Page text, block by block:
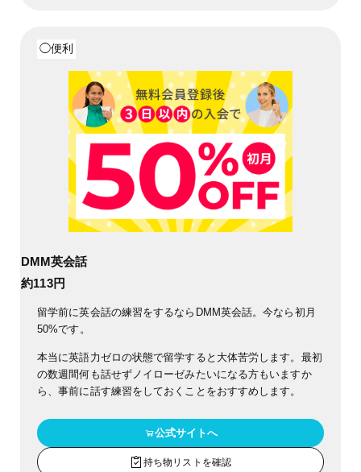
◯便利
DMM英会話
約113円
留学前に英会話の練習をするならDMM英会話。今なら初月
50%です。
本当に英語力ゼロの状態で留学すると大体苦労します。最初
の数週間何も話せずノイローゼみたいになる方もいますか
ら、事前に話す練習をしておくことをおすすめします。
公式サイトへ
持ち物リストを確認